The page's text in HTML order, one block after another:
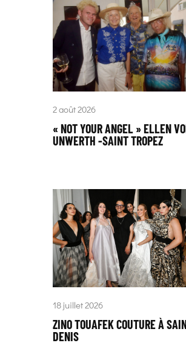
2 août 2026
« NOT YOUR ANGEL » ELLEN
UNWERTH -SAINT TROPEZ
18 juillet 2026
ZINO TOUAFEK COUTURE À
DENIS